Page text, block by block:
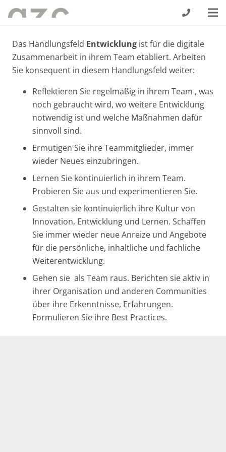
Das Handlungsfeld Entwicklung ist für die digitale
Zusammenarbeit in ihrem Team etabliert. Arbeiten
Sie konsequent in diesem Handlungsfeld weiter:
Reflektieren Sie regelmäßig in ihrem Team , was
noch gebraucht wird, wo weitere Entwicklung
notwendig ist und welche Maßnahmen dafür
sinnvoll sind.
Ermutigen Sie ihre Teammitglieder, immer
wieder Neues einzubringen.
Lernen Sie kontinuierlich in ihrem Team.
Probieren Sie aus und experimentieren Sie.
Gestalten sie kontinuierlich ihre Kultur von
Innovation, Entwicklung und Lernen. Schaffen
Sie immer wieder neue Anreize und Angebote
für die persönliche, inhaltliche und fachliche
Weiterentwicklung.
Gehen sie als Team raus. Berichten sie aktiv in
ihrer Organisation und anderen Communities
über ihre Erkenntnisse, Erfahrungen.
Formulieren Sie ihre Best Practices.